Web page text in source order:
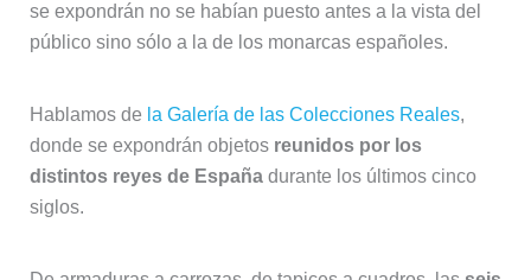
se expondrán no se habían puesto antes a la vista del
público sino sólo a la de los monarcas españoles.
Hablamos de la Galería de las Colecciones Reales,
donde se expondrán objetos reunidos por los
distintos reyes de Españadurante los últimos cinco
siglos.